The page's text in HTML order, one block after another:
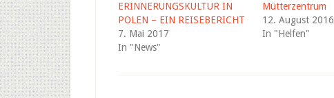
ERINNERUNGSKULTUR IN
POLEN – EIN REISEBERICHT
7. Mai 2017
In "News"
Mütterzentrum
12. August 2016
In "Helfen"